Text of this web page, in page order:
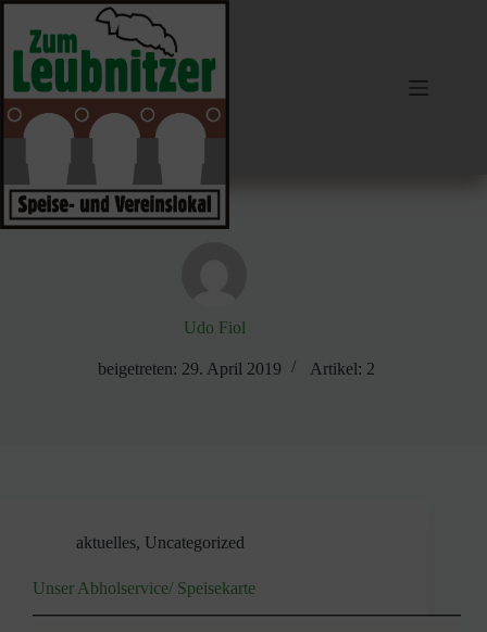
Zum
Inhalt
springen
Udo Fiol
beigetreten: 29. April 2019 Artikel: 2
aktuelles, Uncategorized
Unser Abholservice/ Speisekarte